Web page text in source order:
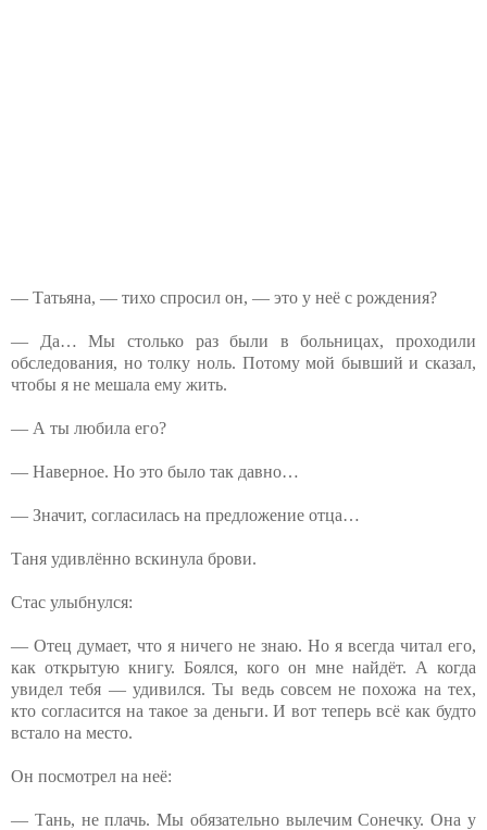
— Татьяна, — тихо спросил он, — это у неё с рождения?
— Да… Мы столько раз были в больницах, проходили
обследования, но толку ноль. Потому мой бывший и сказал,
чтобы я не мешала ему жить.
— А ты любила его?
— Наверное. Но это было так давно…
— Значит, согласилась на предложение отца…
Таня удивлённо вскинула брови.
Стас улыбнулся:
— Отец думает, что я ничего не знаю. Но я всегда читал его,
как открытую книгу. Боялся, кого он мне найдёт. А когда
увидел тебя — удивился. Ты ведь совсем не похожа на тех,
кто согласится на такое за деньги. И вот теперь всё как будто
встало на место.
Он посмотрел на неё:
— Тань, не плачь. Мы обязательно вылечим Сонечку. Она у